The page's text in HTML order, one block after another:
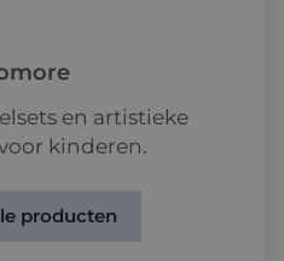
en artistieke
kinderen.
producten